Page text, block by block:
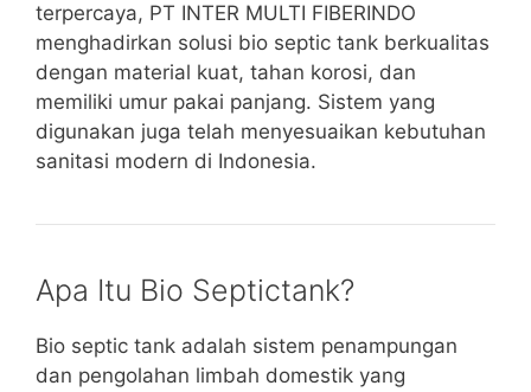
terpercaya, PT INTER MULTI FIBERINDO
menghadirkan solusi bio septic tank berkualitas
dengan material kuat, tahan korosi, dan
memiliki umur pakai panjang. Sistem yang
digunakan juga telah menyesuaikan kebutuhan
sanitasi modern di Indonesia.
Apa Itu Bio Septictank?
Bio septic tank adalah sistem penampungan
dan pengolahan limbah domestik yang